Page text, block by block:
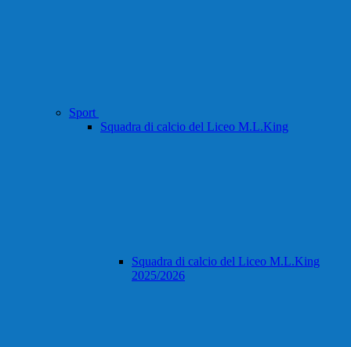
Sport
Squadra di calcio del Liceo M.L.King
Squadra di calcio del Liceo M.L.King
2025/2026